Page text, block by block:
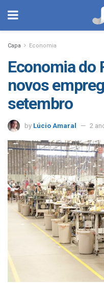
Capa Economia
Economia do
novos
setembro
by Lúcio Amaral 2